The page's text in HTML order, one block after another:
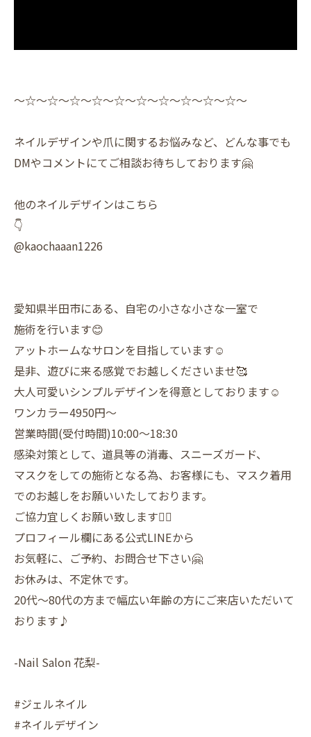
〜☆〜☆〜☆〜☆〜☆〜☆〜☆〜☆〜☆〜☆〜
ネイルデザインや爪に関するお悩みなど、どんな事でも
DMやコメントにてご相談お待ちしております🤗
他のネイルデザインはこちら
👇
@kaochaaan1226
愛知県半田市にある、自宅の小さな小さな一室で
施術を行います😊
アットホームなサロンを目指しています☺️
是非、遊びに来る感覚でお越しくださいませ🥰
大人可愛いシンプルデザインを得意としております☺️
ワンカラー4950円〜
営業時間(受付時間)10:00〜18:30
感染対策として、道具等の消毒、スニーズガード、
マスクをしての施術となる為、お客様にも、マスク着用
でのお越しをお願いいたしております。
ご協力宜しくお願い致します🙇‍♀️
プロフィール欄にある公式LINEから
お気軽に、ご予約、お問合せ下さい🤗
お休みは、不定休です。
20代〜80代の方まで幅広い年齢の方にご来店いただいて
おります♪
-Nail Salon 花梨-
#ジェルネイル
#ネイルデザイン